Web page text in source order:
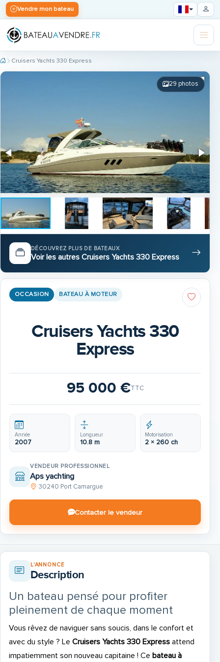
Vendre mon bateau
Cruisers Yachts 330 Express
29 photos
DÉCOUVREZ PLUS DE BATEAUX
Voir les autres Cruisers Yachts 330 Express
OCCASION BATEAU À MOTEUR
Cruisers Yachts 330
Express
95 000 €TTC
Année
2007
Longueur
10.8 m
Motorisation
2 × 260 ch
VENDEUR PROFESSIONNEL
Aps yachting
30240 Port Camargue
Contacter le vendeur
L'ANNONCE
Description
Un bateau pensé pour profiter
pleinement de chaque moment
Vous rêvez de naviguer sans soucis, dans le confort et
avec du style ? Le Cruisers Yachts 330 Expressattend
impatiemment son nouveau capitaine ! Ce bateau à